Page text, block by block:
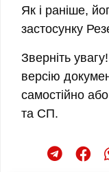
Як і раніше,
застосунку
Зверніть
версію
самостійно
та СП.